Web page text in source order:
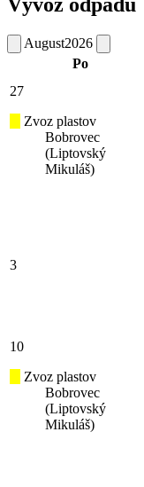
August2026
Po
27
Zvoz plastov
Bobrovec
(Liptovský
Mikuláš)
3
10
Zvoz plastov
Bobrovec
(Liptovský
Mikuláš)